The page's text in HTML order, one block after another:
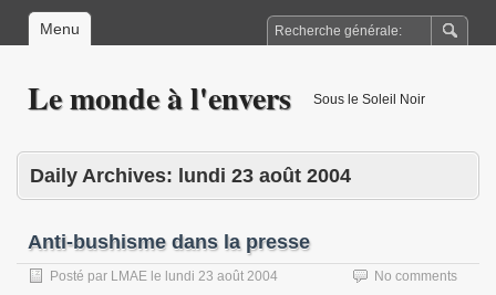
Menu
Le monde à l'envers Sous le Soleil Noir
Daily Archives: lundi 23 août 2004
Anti-bushisme dans la presse
Posté par LMAE le lundi 23 août 2004 No comments